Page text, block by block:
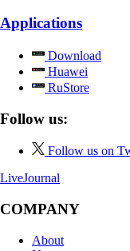
Applications
Download
Huawei
RuStore
Follow us:
Follow us on
LiveJournal
COMPANY
About